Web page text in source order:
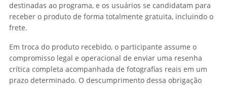
destinadas ao programa, e os usuários se candidatam para
receber o produto de forma totalmente gratuita, incluindo o
frete.
Em troca do produto recebido, o participante assume o
compromisso legal e operacional de enviar uma resenha
crítica completa acompanhada de fotografias reais em um
prazo determinado. O descumprimento dessa obrigação